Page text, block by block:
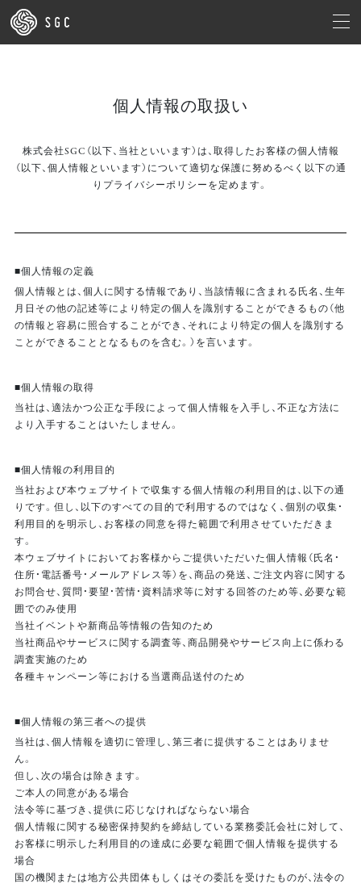
個人情報の取扱い
株式会社SGC（以下、当社といいます）は、 取得したお客様の個人情報
（以下、個人情報といいます）について適切な保護に努めるべく以下の通
りプライバシーポリシーを定めます。
■個人情報の定義
個人情報とは、個人に関する情報であり、当該情報に含まれる氏名、生年
月日その他の記述等により特定の個人を識別することができるもの（他
の情報と容易に照合することができ、それにより特定の個人を識別する
ことができることとなるものを含む。）を言います。
■個人情報の取得
当社は、適法かつ公正な手段によって個人情報を入手し、不正な方法に
より入手することはいたしません。
■個人情報の利用目的
当社および本ウェブサイトで収集する個人情報の利用目的は、以下の通
りです。但し、以下のすべての目的で利用するのではなく、個別の収集・
利用目的を明示し、お客様の同意を得た範囲で利用させていただきま
す。
本ウェブサイトにおいてお客様からご提供いただいた個人情報（氏名・
住所・電話番号・メールアドレス等）を、商品の発送、ご注文内容に関する
お問合せ、質問・要望・苦情・資料請求等に対する回答のため等、必要な範
囲でのみ使用
当社イベントや新商品等情報の告知のため
当社商品やサービスに関する調査等、商品開発やサービス向上に係わる
調査実施のため
各種キャンペーン等における当選商品送付のため
■個人情報の第三者への提供
当社は、個人情報を適切に管理し、第三者に提供することはありませ
ん。
但し、次の場合は除きます。
ご本人の同意がある場合
法令等に基づき、提供に応じなければならない場合
個人情報に関する秘密保持契約を締結している業務委託会社に対して、
お客様に明示した利用目的の達成に必要な範囲で個人情報を提供する
場合
国の機関または地方公共団体もしくはその委託を受けたものが、法令の